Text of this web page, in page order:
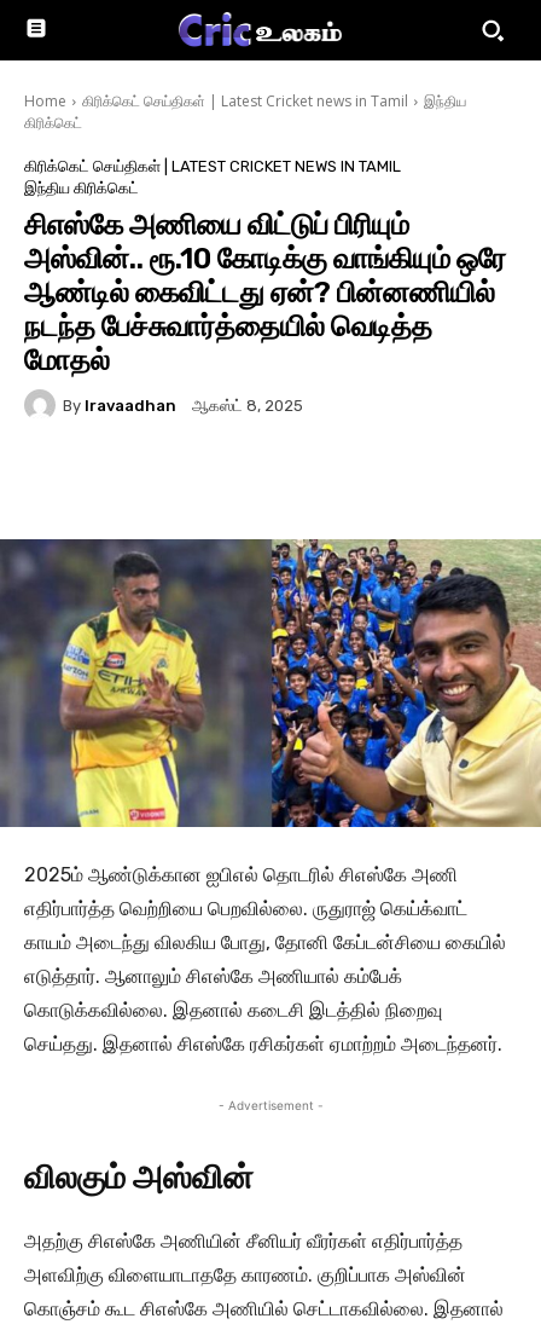
Home கிரிக்கெட் செய்திகள் | Latest Cricket news in Tamil
இந்திய
கிரிக்கெட்
கிரிக்கெட் செய்திகள் | LATEST CRICKET NEWS IN TAMIL
இந்திய கிரிக்கெட்
சிஎஸ்கே அணியை விட்டுப் பிரியும்
அஸ்வின்.. ரூ.10 கோடிக்கு வாங்கியும் ஒரே
ஆண்டில் கைவிட்டது ஏன்? பின்னணியில்
நடந்த பேச்சுவார்த்தையில் வெடித்த
மோதல்
By Iravaadhan ஆகஸ்ட் 8, 2025
2025ம் ஆண்டுக்கான ஐபிஎல் தொடரில் சிஎஸ்கே அணி
எதிர்பார்த்த வெற்றியை பெறவில்லை. ருதுராஜ் கெய்க்வாட்
காயம் அடைந்து விலகிய போது, தோனி கேப்டன்சியை கையில்
எடுத்தார். ஆனாலும் சிஎஸ்கே அணியால் கம்பேக்
கொடுக்கவில்லை. இதனால் கடைசி இடத்தில் நிறைவு
செய்தது. இதனால் சிஎஸ்கே ரசிகர்கள் ஏமாற்றம் அடைந்தனர்.
- Advertisement -
விலகும் அஸ்வின்
அதற்கு சிஎஸ்கே அணியின் சீனியர் வீரர்கள் எதிர்பார்த்த
அளவிற்கு விளையாடாததே காரணம். குறிப்பாக அஸ்வின்
கொஞ்சம் கூட சிஎஸ்கே அணியில் செட்டாகவில்லை. இதனால்